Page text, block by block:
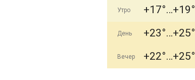
Утро +17° +19°
День +23° +25°
Вечер +22° +25°